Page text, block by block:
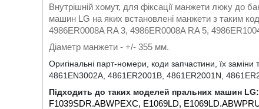
Внутрішній хомут, для фіксації манжети люку до
машин LG на яких встановлені манжети з таким
4986ER0008A RA 3, 4986ER0008A RA 5,
Діаметр манжети - +/- 355 мм.
Оригінальні парт-номери, коди запчастини, їх
4861EN3002A, 4861ER2001B, 4861ER2001N,
Підходить до таких моделей пральних машин LG:
F1039SDR.ABWPEXC, E1069LD, E1069LD.ABWPRUS, F1068LDR.ABWPEXC, E1091LD, E1091LD.ABWPRUS, F1091LDR.ABWPEXC, E1092ND, E1092ND.ABWPRUS, F1092NDR.ABWPEXC, E1092ND5, E1092ND5.ALSPRUS, F1092NDR5.ALSPEXC, E10C9LD, E1289ND, E1289ND.ABWPRUS, F1289NDR.ABWPEXC, E1289ND5, E1289ND5.ALSPRUS, F1289NDR5.ALSPEXC, E1296ND3, E1296ND3.ABWPRUS, F1296NDR3.ABWPEXC, E8069LD, E8069LD.ABWPRUS, F8068LDR.ABWPEXC, E8069SD, E8069SD.ABWPRUS, F8068SDR.ABWPEXC, F0J5NN3W, F0J5NN4W, F0J5NY3W, F0J5NY4W, F0J5QN3W, F0J5QN4W, F0J5WN3W, F0J5WN4W, F0J6NN0W, F0J6NS1W, F0J6WN0W, F0J6WY0W, F0J6WY1W, F1003ND, F1003NDP, F1012NDR.ABWPBWT, F1012NDR.ABWPEBY, F1020ND, F1020ND.ABWPBWT, F1020ND.ABWPCIS, F1020NDR.ABWPCIS, F1020ND.ABWPEAK, F1020ND.ABWPEUA, F1020NDR.ABWPEUA, F1020ND1, F1020ND1.ABWPCIS, F1020NDR1.ABWPCIS, F1020ND1.ABWPRUS, F1020NDR1.ABWPRUS, F1020ND5, F1020ND5.ALSPBWT, F1020ND5.ALSPCIS, F1020NDR5.ALSPCIS, F1020ND5.ALSPEUA, F1020NDR5.ALSPEUA, F1020ND5.AMSPBWT, F1020ND5.AMSPEAK, F1020NDP, F1020NDP5, F1020NDR, F1020NDR.ABWPBAL, F1020NDR.ABWPBWT, F1020NDR.ABWPEBY, F1020NDR.ABWPRUS, F1020NDR5, F1020NDR5.ABWPBWT, F1020NDR5.ALSPRUS, F1020NDR5.AMSPBAL, F1020NDR5.AMSPBWT, F1020NDR5.AMSPEBY, F1020TD.ABWPBWT, F1020TD.ABWPCIS, F1020TDR.ABWPCIS, F1020TD.ABWPEAK, F1020TD.ABWPEUA, F1020TDR.ABWPEUA, F1020TD5.ALSPBWT, F1020TD5.ALSPCIS, F1020TDR5.ALSPCIS, F1020TD5.ALSPEUA, F1020TDR5.ALSPEUA, F1020TD5.AMSPBWT, F1020TDR.ABWPBWT, F1020TDR.ABWPRUS, F1021ND.ABWPBWT, F1021ND.ABWPEAK, F1021ND.ABWPEUA, F1021NDR.ABWPEUA, F1021NDR.ABWPBAL, F1021NDR.ABWPBWT, F1021NDR.ABWPEBY, F1021NDR5.AMSPBWT, F1021SDP, F1021SDR.ABWPBWT, F1021TD.ABWPBWT, F1022ND, F1022ND.ABWPBWT, F1022ND.ABWPCIS, F1022NDR.ABWPCIS, F1022ND.ABWPEUA, F1022NDR.ABWPEUA, F1022ND5, F1022ND5.ALSPCIS, F1022NDR5.ALSPCIS, F1022ND5.ALSPEUA, F1022NDR5.ALSPEUA, F1022ND5.ALSPRUS, F1022NDR5.ALSPRUS, F1022NDP, F1022NDR, F1022NDR.ABWPBAL, F1022NDR.ABWPBWT, F1022NDR.ABWPEBY, F1022NDR5.ALSPEBY, F1022SD, F1022SD.ABWPCIS, F1022SDR.ABWPCIS, F1022SD.ABWPEUA, F1022SDR.ABWPEUA, F1022SDP, F1022SDR, F1022SDR.ABWPBAL, F1022SDR.ABWPBWT, F1022SDR.ABWPEBY, F1022TD.ABWPBWT, F1022TD.ABWPCIS, F1022TDR.ABWPCIS, F1022TD.ABWPCOM, F1022TD.ABWPEUA, F1022TDR.ABWPEUA, F1022TDR.ABWPBAL, F1023ND.ABWPBWT, F1023ND.ABWPEUA, F1023NDR.ABWPEUA, F1023NDR.ABWPBAL, F1023NDR.ABWPBWT, F1023NDR.ABWPEBY, F1023NDR5.AMSPBWT, F1024NDP, F1029NDR, F1029NDR.ABWPRUS, F1022NDR.ABWPRUS, F1029SDR, F1029SDR.ABWPRUS, F1039ND, F1039ND.ABWPRUS, F1039NDR.ABWPRUS, F1039SD, F1039SD.ABWPCIS, F1039SDR.ABWPCIS, F1039SD.ABWPRUS, F1039SDR.ABWPRUS, F1047ND, F1048ND, F1048ND1, F1048QD, F1048TD, F1048TD1, F104J8JH2W, F104J8JH2WD, F104J8JS2W, F1056LD, F1056LD.ABWPBAL, F1056LDR.ABWPBAL, F1056LD.ABWPCIS, F1056LDR.ABWPCIS, F1056LD.ABWPEUA, F1056LDR.ABWPEUA, F1056LDP, F1056MD.ABWPCIS, F1056MDR.ABWPCIS, F1056MD.ABWPEBY, F1056MDR.ABWPEBY, F1056MD.ABWPEUA, F1056MDR.ABWPEUA, F1056MD.ABWPRUS, F1056MDR.ABWPRUS, F1056MD1.ABWPCIS, F1056MDR1.ABWPCIS, F1056MD1.ABWPEBY, F1056MDR1.ABWPEBY, F1056MD5.ALSPCIS, F1056MDR5.ALSPCIS, F1056MDP, F1056ND, F1056ND.ABWPCIS, F1056NDR.ABWPCIS, F1056ND.ABWPEBY, F1056NDR.ABWPEBY, F1056ND.ABWPEUA, F1056NDR.ABWPEUA, F1056ND.ABWPRUS, F1056NDR.ABWPRUS, F1056ND1, F1056ND1.ABWPRUS, F1056NDR1.ABWPRUS, F1056NDP1, F1056QD.ABWPBAL, F1056QDR.ABWPBAL, F1056QD.ABWPCOM, F1056QD1, F1056QD5, F1056QDT, F1056QDT5, F1056TD1, F1057LD.ABWPEUA, F1057LDR.ABWPEUA, F1057ND.ABWPCIS, F1057NDR.ABWPCIS, F1057ND.ABWPEBY, F1057NDR.ABWPEBY, F1057ND.ABWPEUA, F1057NDR.ABWPEUA, F1057ND.ABWPRUS, F1057NDR.ABWPRUS, F1058ND.ABWPRUS, F1056NDR.ABWPEXC, F1058ND5.ALSPRUS, F1056NDR5.ALSPEXC, F1059ND.ABWPRUS, F1057NDR.ABWPEXC, F1066LP, F1066QP, F1068LD, F1068LD.ABWPCIS, F1068LDR.ABWPCIS, F1068LD.ABWPEBY, F1068LDR.ABWPEBY, F1068LD.ABWPRUS, F1068LDR.ABWPRUS, F1068LD1, F1068LD1.ABWPEBY, F1068LDR1.ABWPEBY, F1068LD1.ABWPRUS, F1068LDR1.ABWPRUS, F1068LD9, F1068LD9.ABWPRUS, F1068LDR9.ABWPRUS, F1068QD, F1068QD.ABWPRUS, F1068QDR.ABWPRUS, F1068QD1, F1068SD, F1068SD.ABWPCIS, F1068SDR.ABWPCIS, F1068SD.ABWPEBY, F1068SDR.ABWPEBY, F1068SD.ABWPRUS, F1068SDR.ABWPRUS, F1068SD1, F1068SD1.ABWPRUS, F1068SDR1.ABWPRUS, F1073ND, F1073ND.ABWPRUS, F1073NDR.ABWPRUS, F1073ND3, F1073ND5, F1073QD, F1073QD7, F1073TD, F1073TD1, F1073TD5, F1073TDP, F1081ND, F1081ND5, F1081TD, F1081TD5, F1088LD, F1088QD, F1089ND, F1089ND.ABWPCIS, F1089NDR.ABWPCIS, F1089ND.ABWPEBY, F1089NDR.ABWPEBY, F1089ND.ABWPRUS, F1089NDR.ABWPRUS, F1089ND5, F1089ND5.ALSPCIS, F1089NDR5.ALSPCIS, F1089ND5.ALSPEBY, F1089NDR5.ALSPEBY, F1089QD, F1089TD, F1091LD, F1091LD.ABWPCIS, F1091LDR.ABWPCIS, F1091LD.ABWPEBY, F1091LDR.ABWPEBY, F1091LD.ABWPRUS, F1091LDR.ABWPRUS, F1091LD1,